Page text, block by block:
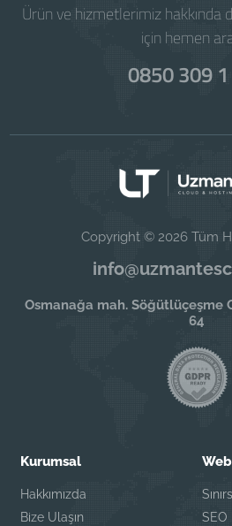
Ürün ve hizmetlerimiz hakkında
için hemen
0850 309
Copyright © 2026 Tüm
Osmanağa mah. Söğütlüçeşme
64
Kurumsal
Hakkımızda
Bize Ulaşın
SEO